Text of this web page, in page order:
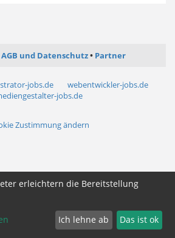
und Datenschutz Partner
jobs.de
webentwickler-jobs.de
jobs.de
Zustimmung ändern
erleichtern die Bereitstellung
Ich lehne ab Das ist ok